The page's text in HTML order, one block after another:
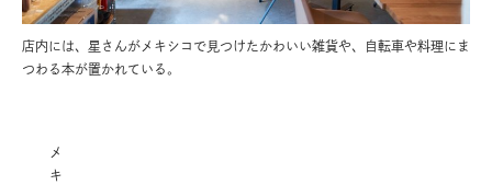
店内には、星さんがメキシコで見つけたかわいい雑貨や、自転車や料理にま
つわる本が置かれている。
メ
キ